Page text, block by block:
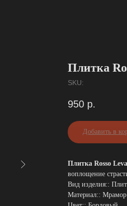
Плитка
SKU:
950 р.
Добавить в
Плитка Rosso
воплощение
Вид изделия::
Материал:: Мрамор